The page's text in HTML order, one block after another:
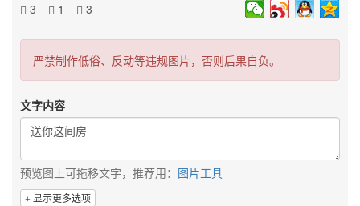
3 1 3
严禁制作低俗、反动等违规图片，否则后果自负。
文字内容
预览图上可拖移文字，推荐用： 图片工具
显示更多选项